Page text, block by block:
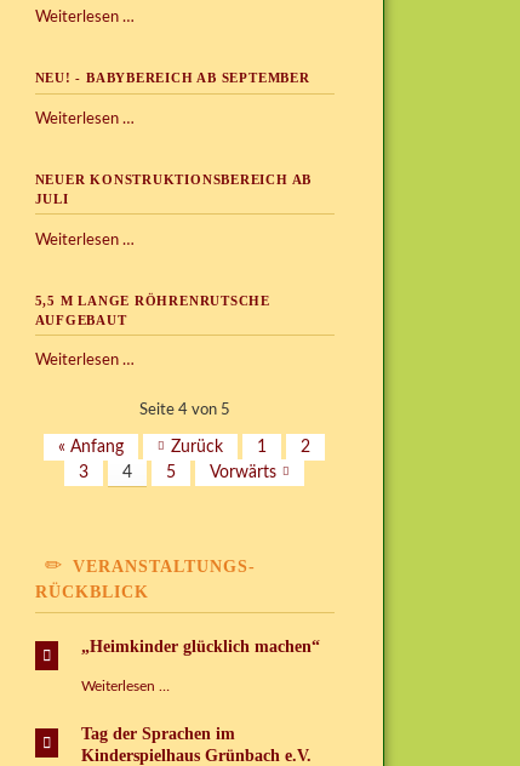
Weiterlesen …
NEU! - BABYBEREICH AB SEPTEMBER
Weiterlesen …
ab
NEUER KONSTRUKTIONSBEREICH AB
JULI
Weiterlesen …
Juli
5,5 M LANGE RÖHRENRUTSCHE
AUFGEBAUT
Weiterlesen …
lange
aufgebaut
Seite 4 von 5
« Anfang Zurück 1
2
3
4 5 Vorwärts
VERANSTALTUNGS-
RÜCKBLICK
„Heimkinder glücklich machen“
Weiterlesen …
machen“
Tag der Sprachen im
Kinderspielhaus Grünbach e.V.